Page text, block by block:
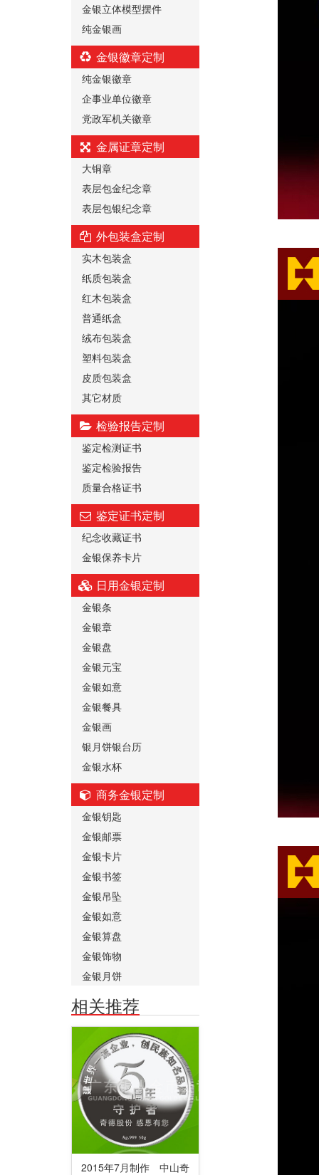
金银立体模型摆件
纯金银画
金银徽章定制
纯金银徽章
企事业单位徽章
党政军机关徽章
金属证章定制
大铜章
表层包金纪念章
表层包银纪念章
外包装盒定制
实木包装盒
纸质包装盒
红木包装盒
普通纸盒
绒布包装盒
塑料包装盒
皮质包装盒
其它材质
检验报告定制
鉴定检测证书
鉴定检验报告
质量合格证书
鉴定证书定制
纪念收藏证书
金银保养卡片
日用金银定制
金银条
金银章
金银盘
金银元宝
金银如意
金银餐具
金银画
银月饼银台历
金银水杯
商务金银定制
金银钥匙
金银邮票
金银卡片
金银书签
金银吊坠
金银如意
金银算盘
金银饰物
金银月饼
相关推荐
2015年7月制作 中山奇